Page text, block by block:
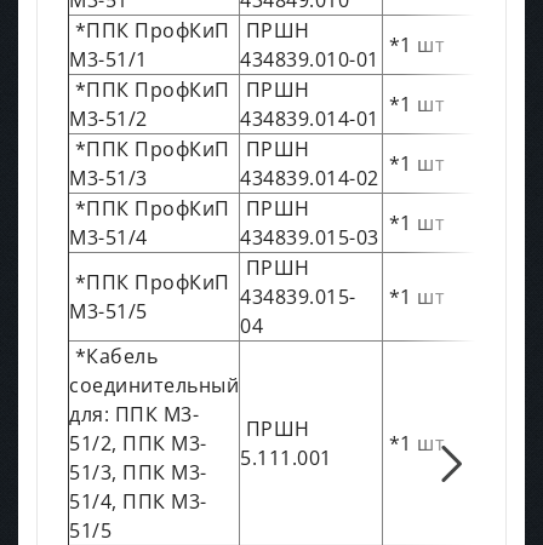
*ППК ПрофКиП
М3-51/1
ПРШН
434839.010-01
*1 шт
*ППК ПрофКиП
М3-51/2
ПРШН
434839.014-01
*1 шт
*ППК ПрофКиП
М3-51/3
ПРШН
434839.014-02
*1 шт
*ППК ПрофКиП
М3-51/4
ПРШН
434839.015-03
*1 шт
*ППК ПрофКиП
М3-51/5
ПРШН
434839.015-
04
*1 шт
*Кабель
соединительный
для: ППК М3-
51/2, ППК М3-
51/3, ППК М3-
51/4, ППК М3-
51/5
ПРШН
5.111.001
*1 шт